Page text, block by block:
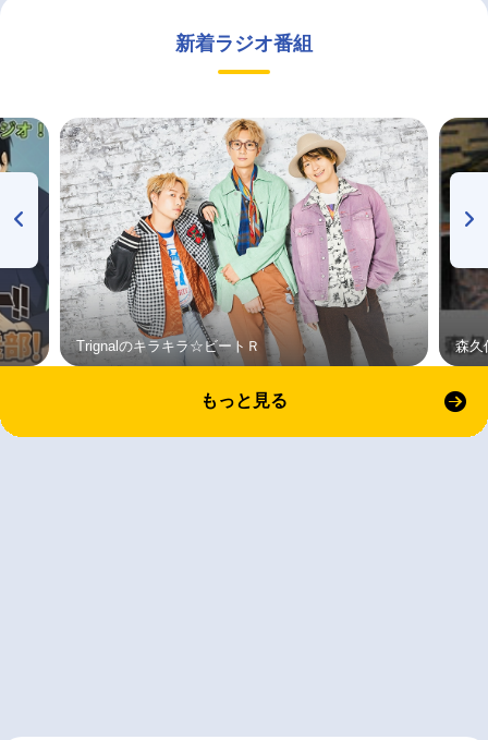
新着ラジオ番組
Trignalのキラキラ☆ビートＲ 森久
もっと見る